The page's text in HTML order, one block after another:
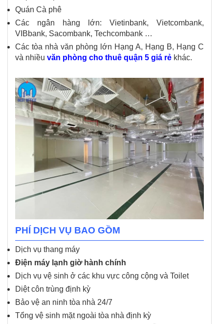
Quán Cà phê
Các ngân hàng lớn: Vietinbank, Vietcombank,
VIBbank, Sacombank, Techcombank …
Các tòa nhà văn phòng lớn Hạng A, Hạng B, Hạng C
và nhiều văn phòng cho thuê quận 5 giá rẻ khác.
PHÍ DỊCH VỤ BAO GỒM
Dịch vụ thang máy
Điện máy lạnh giờ hành chính
Dịch vụ vệ sinh ở các khu vực công cộng và Toilet
Diệt côn trùng định kỳ
Bảo vệ an ninh tòa nhà 24/7
Tổng vệ sinh mặt ngoài tòa nhà định kỳ